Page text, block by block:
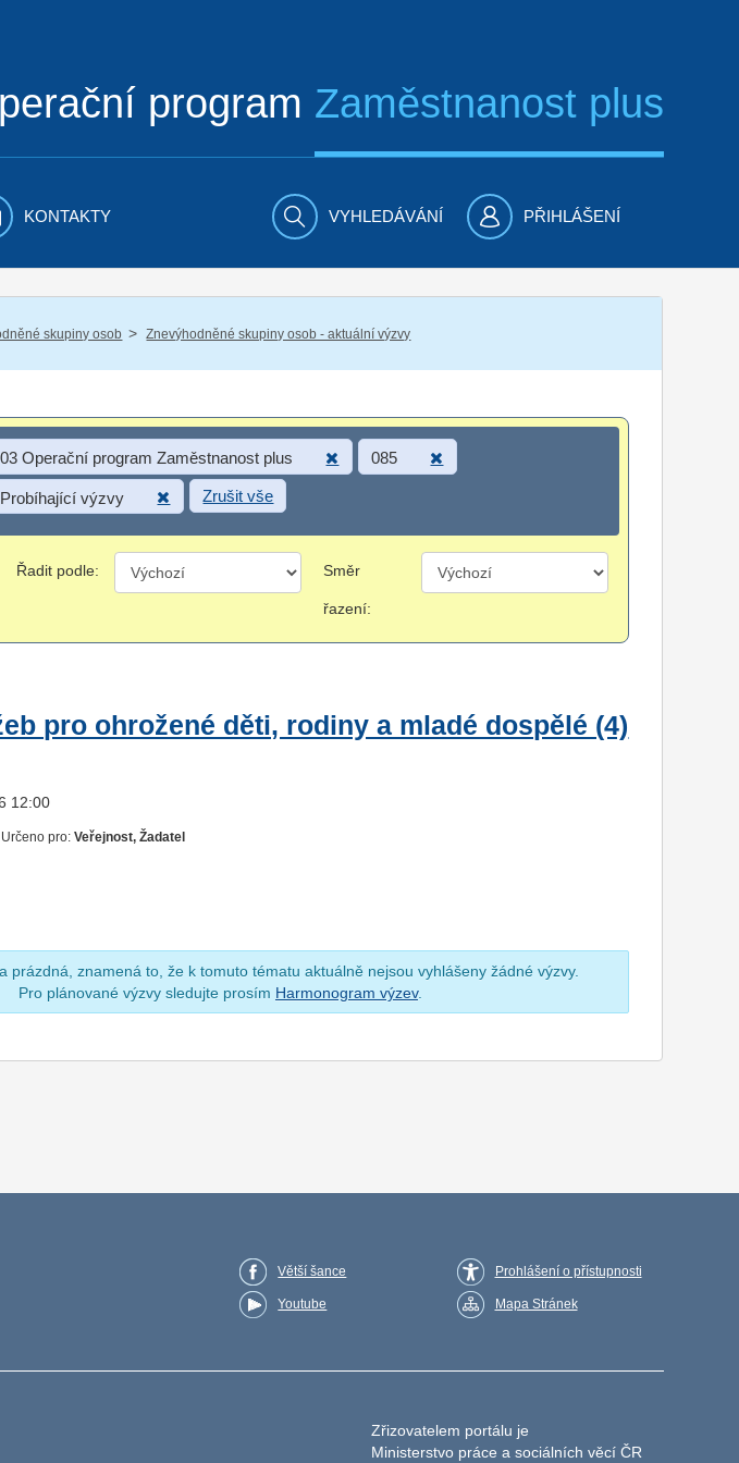
program Zaměstnanost plus
KONTAKTY VYHLEDÁVÁNÍ PŘIHLÁŠENÍ
skupiny osob / Znevýhodněné skupiny osob - aktuální výzvy
03 Operační program Zaměstnanost plus 085
Probíhající výzvy Zrušit vše
Řadit podle: Směr
řazení:
pro ohrožené děti, rodiny a mladé dospělé (4)
12:00
Určeno pro:Veřejnost, Žadatel
prázdná, znamená to, že k tomuto tématu aktuálně nejsou vyhlášeny žádné výzvy.
Pro plánované výzvy sledujte prosím Harmonogram výzev.
Větší šance
Youtube
Prohlášení o přístupnosti
Mapa Stránek
Zřizovatelem portálu je
Ministerstvo práce a sociálních věcí ČR